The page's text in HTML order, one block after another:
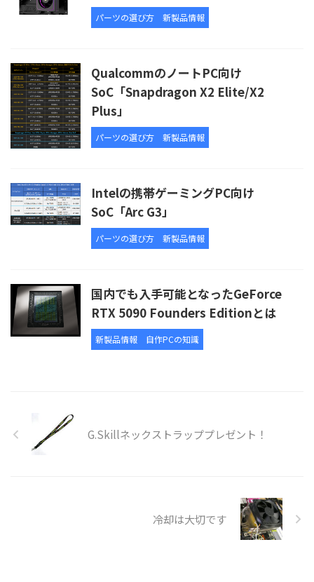
パーツの選び方 新製品情報
QualcommのノートPC向け
SoC「Snapdragon X2 Elite/X2
Plus」
パーツの選び方 新製品情報
Intelの携帯ゲーミングPC向け
SoC「Arc G3」
パーツの選び方 新製品情報
国内でも入手可能となったGeForce
RTX 5090 Founders Editionとは
新製品情報 自作PCの知識
G.Skillネックストラッププレゼント！
冷却は大切です